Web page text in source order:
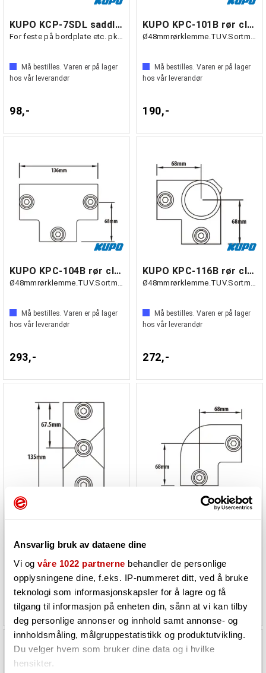
Ansvarlig bruk av dataene dine
Vi og våre 1022 partnerne behandler de personlige
opplysningene dine, f.eks. IP-nummeret ditt, ved å bruke
teknologi som informasjonskapsler for å lagre og få
tilgang til informasjon på enheten din, sånn at vi kan tilby
deg personlige annonser og innhold samt annonse- og
innholdsmåling, målgruppestatistikk og produktutvikling.
Du velger hvem som bruker dine data og i hvilke
hensikter.
KUPO KCP-7SDL saddle for superclamp
For feste på bordplate etc. pk. à 4 stk.
Må bestilles. Varen er på lager
hos vår leverandør
98,-
KUPO KPC-101B rør clamp kort T-stykke
Ø48mmrørklemme.TUV.Sortmatt.
Må bestilles. Varen er på lager
hos vår leverandør
190,-
KUPO KPC-104B rør clamp langt T-stykke
Ø48mmrørklemme.TUV.Sortmatt.
Må bestilles. Varen er på lager
hos vår leverandør
293,-
KUPO KPC-116B rør clamp hjørne 3 veis
Ø48mmrørklemme.TUV.Sortmatt.
Må bestilles. Varen er på lager
hos vår leverandør
272,-
Må bestilles. Varen er på lager
hos vår leverandør
283,-
Må bestilles. Varen er på lager
hos vår leverandør
218,-